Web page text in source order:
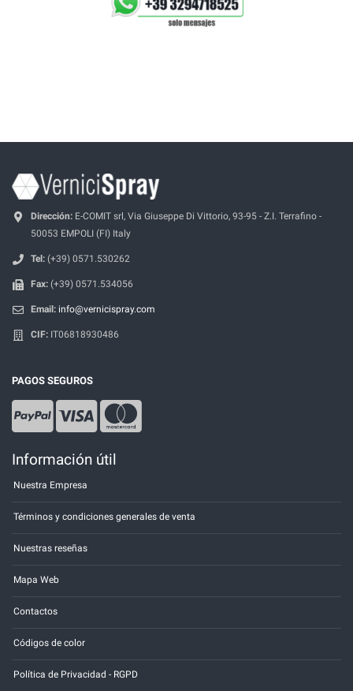
Dirección: E-COMIT srl, Via Giuseppe Di Vittorio, 93-95 - Z.I. Terrafino -
50053 EMPOLI (FI) Italy
Tel: (+39) 0571.530262
Fax: (+39) 0571.534056
Email: info@vernicispray.com
CIF: IT06818930486
PAGOS SEGUROS
Información útil
Nuestra Empresa
Términos y condiciones generales de venta
Nuestras reseñas
Mapa Web
Contactos
Códigos de color
Política de Privacidad - RGPD